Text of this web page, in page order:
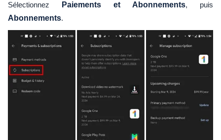
Sélectionnez
Paiements et Abonnements, puis
Abonnements.